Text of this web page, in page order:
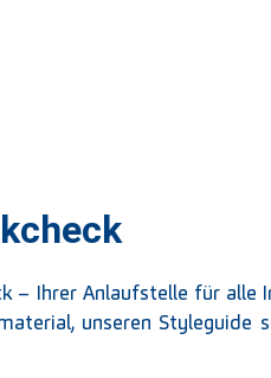
– Ihrer Anlaufstelle für
unseren